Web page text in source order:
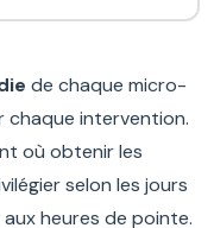
de chaque micro-
intervention.
où obtenir les
selon les jours
heures de pointe.